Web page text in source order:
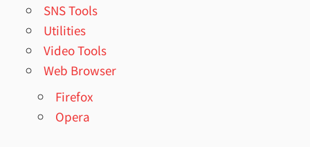
SNS Tools
Utilities
Video Tools
Web Browser
Firefox
Opera